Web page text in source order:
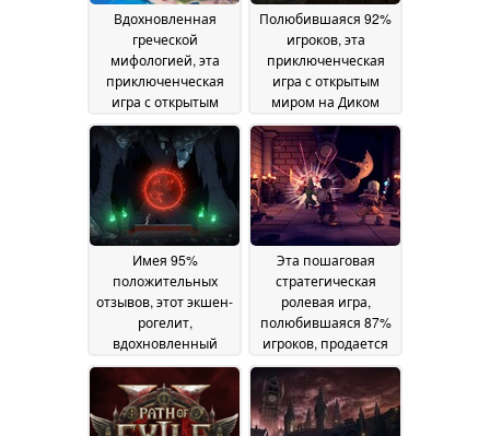
Вдохновленная
греческой
мифологией, эта
приключенческая
игра с открытым
миром продается со
скидкой 80% в Steam
15 May 2026
Полюбившаяся 92%
игроков, эта
приключенческая
игра с открытым
миром на Диком
Западе продается с
75% скидкой в Steam
14 May 2026
Имея 95%
положительных
отзывов, этот экшен-
рогелит,
вдохновленный
финской
мифологией,
продается со
скидкой 60% в Steam
Эта пошаговая
стратегическая
ролевая игра,
полюбившаяся 87%
игроков, продается
со скидкой 80% в
Steam08 May 2026